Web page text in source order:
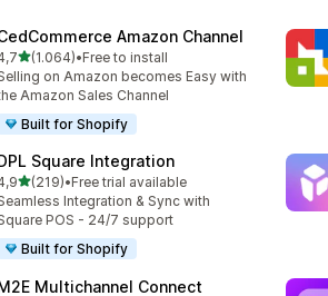
Amazon Channel
5 yıldız üzerinden
(1.064)
1064 değerlendirme
•Free to install
on Amazon becomes Easy with
Amazon Sales Channel
Built for Shopify
Square Integration
5 yıldız üzerinden
(219)
219 değerlendirme
•Free trial available
Integration & Sync with
POS - 24/7 support
Built for Shopify
Multichannel Connect